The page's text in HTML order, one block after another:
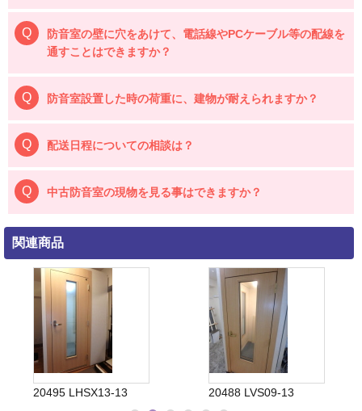
防音室の壁に穴をあけて、電話線やPCケーブル等の配線を
通すことはできますか？
防音室設置した時の荷重に、建物が耐えられますか？
配送日程についての相談は？
中古防音室の現物を見る事はできますか？
関連商品
20495 LHSX13-13 20488 LVS09-13